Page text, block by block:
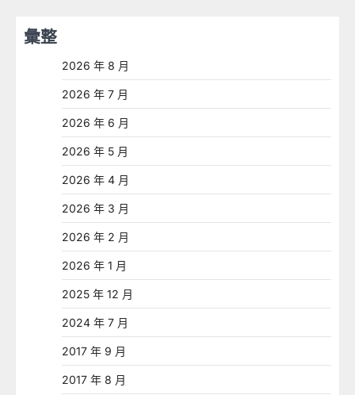
彙整
2026 年 8 月
2026 年 7 月
2026 年 6 月
2026 年 5 月
2026 年 4 月
2026 年 3 月
2026 年 2 月
2026 年 1 月
2025 年 12 月
2024 年 7 月
2017 年 9 月
2017 年 8 月